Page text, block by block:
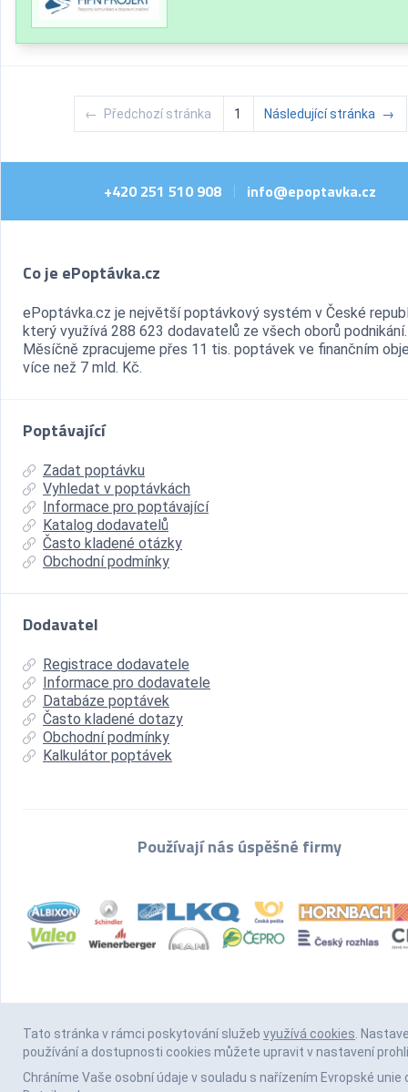
← Předchozí stránka 1 Následující stránka →
+420 251 510 908 info@epoptavka.cz
Co je ePoptávka.cz
ePoptávka.cz je největší poptávkový systém v České
který využívá 288 623 dodavatelů ze všech oborů podnikání.
Měsíčně zpracujeme přes 11 tis. poptávek ve finančním
více než 7 mld. Kč.
Poptávající
Zadat poptávku
Vyhledat v poptávkách
Informace pro poptávající
Katalog dodavatelů
Často kladené otázky
Obchodní podmínky
Dodavatel
Registrace dodavatele
Informace pro dodavatele
Databáze poptávek
Často kladené dotazy
Obchodní podmínky
Kalkulátor poptávek
Používají nás úspěšné firmy
Tato stránka v rámci poskytování služeb využívá cookies .
používání a dostupnosti cookies můžete upravit v nastavení
Chráníme Vaše osobní údaje v souladu s nařízením Evropské unie